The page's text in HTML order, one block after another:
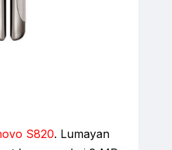
S820. Lumayan